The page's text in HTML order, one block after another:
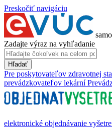
Preskočiť navigáciu
Zadajte výraz na vyhľadanie
Hľadať
Pre poskytovateľov zdravotnej
prevádzkovateľov lekární
elektronické objednávanie